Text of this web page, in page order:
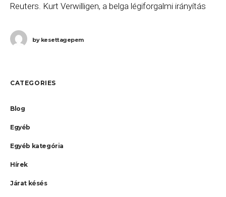
Reuters. Kurt Verwilligen, a belga légiforgalmi irányítás
bykesettagepem
CATEGORIES
Blog
Egyéb
Egyéb kategória
Hírek
Járat késés